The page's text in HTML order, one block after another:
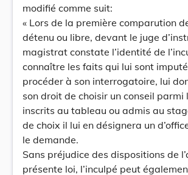
modifié comme suit:
« Lors de la première comparution
détenu ou libre, devant le juge
magistrat constate l’identité de
connaître les faits qui lui sont
procéder à son interrogatoire, lui
son droit de choisir un conseil parmi
inscrits au tableau ou admis au
de choix il lui en désignera un
le demande.
Sans préjudice des dispositions de
présente loi, l’inculpé peut